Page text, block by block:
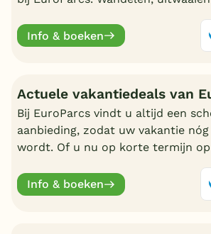
eigen bungalow
Info & boeken
Actuele vakantiedeals van
Bij EuroParcs vindt u altijd een
aanbieding, zodat uw vakantie
wordt. Of u nu op korte termijn
actuele vakantiedeals.
Info & boeken